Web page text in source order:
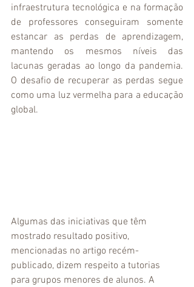
infraestrutura tecnológica e na formação
de professores conseguiram somente
estancar as perdas de aprendizagem,
mantendo os mesmos níveis das
lacunas geradas ao longo da pandemia.
O desafio de recuperar as perdas segue
como uma luz vermelha para a educação
global.
Algumas das iniciativas que têm
mostrado resultado positivo,
mencionadas no artigo recém-
publicado, dizem respeito a tutorias
para grupos menores de alunos. A